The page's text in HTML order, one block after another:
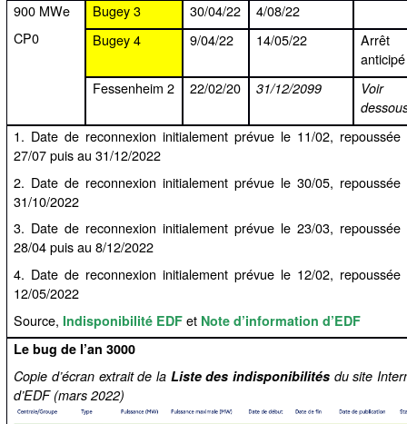
900 MWe
CP0
Bugey 3 30/04/22
4/08/22
Bugey 4
9/04/22 14/05/22
Arrêt
anticipé
Fessenheim 2
22/02/20 31/12/2099
Voir
1. Date de reconnexion initialement prévue le 11/02, repoussée
27/07 puis au 31/12/2022
2. Date de reconnexion initialement prévue le 30/05, repoussée
31/10/2022
3. Date de reconnexion initialement prévue le 23/03, repoussée
28/04 puis au 8/12/2022
4. Date de reconnexion initialement prévue le 12/02, repoussée
12/05/2022
Source, Indisponibilité EDF et Note d’information d’EDF
Le bug de l’an 3000
Copie d’écran extrait de la Liste des indisponibilités du site
d’EDF (mars 2022)